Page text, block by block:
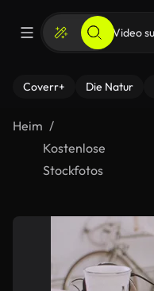
Coverr+ Die Natur
Heim
Kostenlose
Stockfotos